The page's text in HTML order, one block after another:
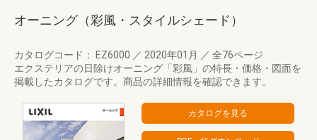
オーニング（彩風・スタイルシェード）
カタログコード： EZ6000 ／ 2020年01月 ／ 全76ページ
エクステリアの日除けオーニング「彩風」の特長・価格・図面を
掲載したカタログです。商品の詳細情報を確認できます。